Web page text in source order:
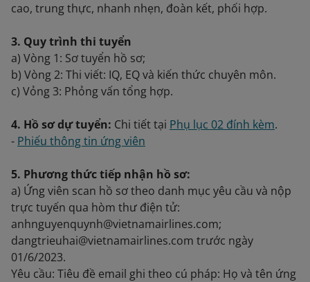
cao, trung thực, nhanh nhẹn, đoàn kết, phối hợp.
3. Quy trình thi tuyển
a) Vòng 1: Sơ tuyển hồ sơ;
b) Vòng 2: Thi viết: IQ, EQ và kiến thức chuyên môn.
c) Vỏng 3: Phỏng vấn tổng hợp.
4. Hồ sơ dự tuyển: Chi tiết tại Phụ lục 02 đính kèm.
- Phiếu thông tin ứng viên
5. Phương thức tiếp nhận hồ sơ:
a) Ứng viên scan hồ sơ theo danh mục yêu cầu và nộp
trực tuyến qua hòm thư điện tử:
anhnguyenquynh@vietnamairlines.com;
dangtrieuhai@vietnamairlines.com trước ngày
01/6/2023.
Yêu cầu: Tiêu đề email ghi theo cú pháp: Họ và tên ứng